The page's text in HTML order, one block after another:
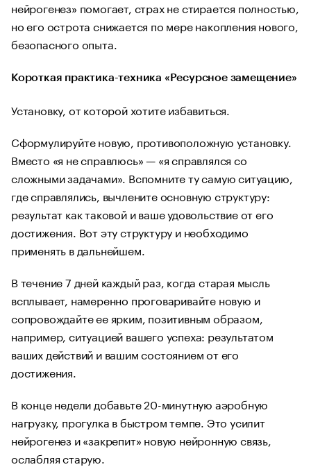
нейрогенез» помогает, страх не стирается полностью,
но его острота снижается по мере накопления нового,
безопасного опыта.
Короткая практика-техника «Ресурсное замещение»
Установку, от которой хотите избавиться.
Сформулируйте новую, противоположную установку.
Вместо «я не справлюсь» — «я справлялся со
сложными задачами». Вспомните ту самую ситуацию,
где справлялись, вычлените основную структуру:
результат как таковой и ваше удовольствие от его
достижения. Вот эту структуру и необходимо
применять в дальнейшем.
В течение 7 дней каждый раз, когда старая мысль
всплывает, намеренно проговаривайте новую и
сопровождайте ее ярким, позитивным образом,
например, ситуацией вашего успеха: результатом
ваших действий и вашим состоянием от его
достижения.
В конце недели добавьте 20-минутную аэробную
нагрузку, прогулка в быстром темпе. Это усилит
нейрогенез и «закрепит» новую нейронную связь,
ослабляя старую.